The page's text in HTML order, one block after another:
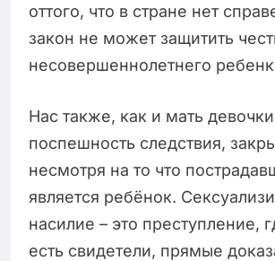
оттого, что в стране нет
закон не может защитить
несовершеннолетнего
Нас также, как и мать
поспешность следствия,
несмотря на то что
является ребёнок.
насилие – это преступление,
есть свидетели, прямые